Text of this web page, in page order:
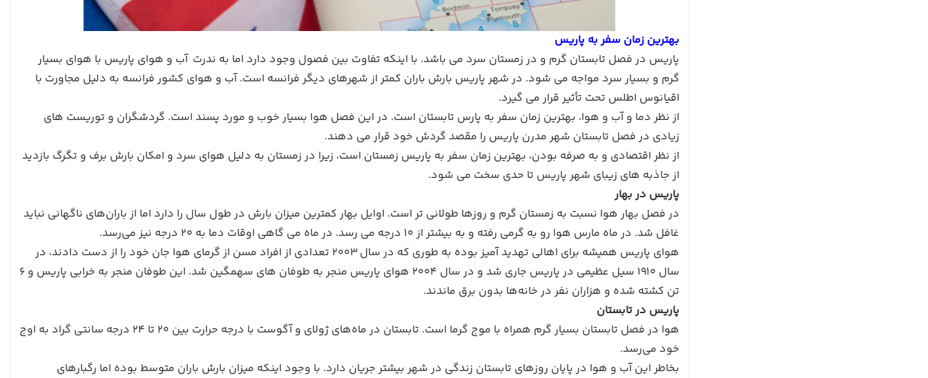
بهترین زمان سفر به پاریس
پاریس در فصل تابستان گرم و در زمستان سرد می باشد. با اینکه تفاوت بین فصول وجود دارد اما به ندرت آب و هوای پاریس با هوای بسیار
گرم و بسیار سرد مواجه می شود. در شهر پاریس بارش باران کمتر از شهرهای دیگر فرانسه است. آب و هوای کشور فرانسه به دلیل مجاورت با
اقیانوس اطلس تحت تأثیر قرار می گیرد.
از نظر دما و آب و هوا، بهترین زمان سفر به پارس تابستان است. در این فصل هوا بسیار خوب و مورد پسند است. گردشگران و توریست های
زیادی در فصل تابستان شهر مدرن پاریس را مقصد گردش خود قرار می دهند.
از نظر اقتصادی و به صرفه بودن، بهترین زمان سفر به پاریس زمستان است، زیرا در زمستان به دلیل هوای سرد و امکان بارش برف و تگرگ بازدید
از جاذبه های زیبای شهر پاریس تا حدی سخت می شود.
پاریس در بهار
در فصل بهار هوا نسبت به زمستان گرم و روزها طولانی تر است. اوایل بهار کمترین میزان بارش در طول سال را دارد اما از باران‌های ناگهانی نباید
غافل شد. در ماه مارس هوا رو به گرمی رفته و به بیشتر از 10 درجه می رسد. در ماه می گاهی‌ اوقات دما به 20 درجه نیز می‌رسد.
هوای پاریس همیشه برای اهالی‌ تهدید آمیز بوده به طوری که در سال 2003 تعدادی از افراد مسن از گرمای هوا جان خود را از دست دادند، در
سال 1910 سیل عظیمی در پاریس جاری شد و در سال 2004 هوای پاریس منجر به طوفان های سهمگین شد. این طوفان منجر به خرابی پاریس و ۶
تن کشته شده و هزاران نفر در خانه‌ها بدون برق ماندند.
پاریس در تابستان
هوا در فصل تابستان بسیار گرم همراه با موج گرما است. تابستان در ماه‌های ژولای و آگوست با درجه حرارت بین 20 تا 24 درجه سانتی گراد به اوج
خود می‌رسد.
بخاطر این آب و هوا در پایان روز‌های تابستان زندگی‌ در شهر بیشتر جریان دارد. با وجود اینکه میزان بارش باران متوسط بوده اما رگبار‌های